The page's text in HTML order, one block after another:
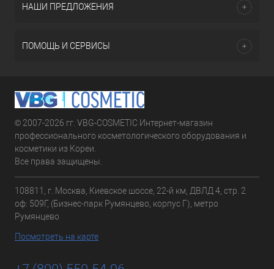
НАШИ ПРЕДЛОЖЕНИЯ
ПОМОЩЬ И СЕРВИСЫ
© 2007-2026 гг. VBG-COSMETIC Интернет-магазин
профессионального косметологического оборудования и
косметики из Кореи.
Все права защищены.
108811, г. Москва, Киевское шоссе, 22-й км, ДВЛД 4, стр. 2
оф: 509Г, (Бизнес-парк Румянцево, корпус Г), метро
Румянцево
Посмотреть на карте